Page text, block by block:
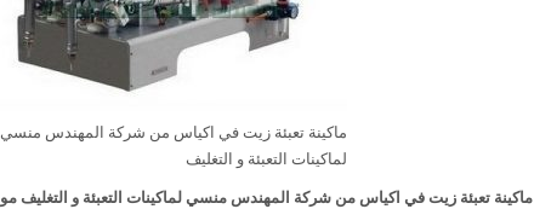
ماكينة تعبئة زيت في اكياس من شركة المهندس منسي
لماكينات التعبئة و التغليف
ماكينة تعبئة زيت في اكياس من شركة المهندس منسي لماكينات التعبئة و التغليف